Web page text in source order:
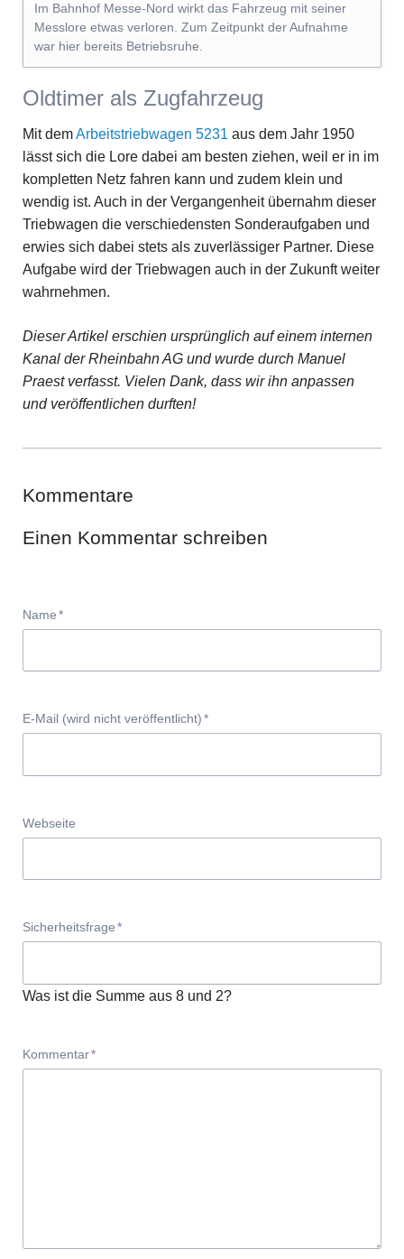
Im Bahnhof Messe-Nord wirkt das Fahrzeug mit seiner
Messlore etwas verloren. Zum Zeitpunkt der Aufnahme
war hier bereits Betriebsruhe.
Oldtimer als Zugfahrzeug
Mit demArbeitstriebwagen 5231aus dem Jahr 1950
lässt sich die Lore dabei am besten ziehen, weil er in im
kompletten Netz fahren kann und zudem klein und
wendig ist. Auch in der Vergangenheit übernahm dieser
Triebwagen die verschiedensten Sonderaufgaben und
erwies sich dabei stets als zuverlässiger Partner. Diese
Aufgabe wird der Triebwagen auch in der Zukunft weiter
wahrnehmen.
Dieser Artikel erschien ursprünglich auf einem internen
Kanal der Rheinbahn AG und wurde durch Manuel
Praest verfasst. Vielen Dank, dass wir ihn anpassen
und veröffentlichen durften!
Kommentare
Einen Kommentar schreiben
Pflichtfeld
Name*
Pflichtfeld
E-Mail (wird nicht veröffentlicht)*
Webseite
Pflichtfeld
Sicherheitsfrage*
Was ist die Summe aus 8 und 2?
Pflichtfeld
Kommentar*